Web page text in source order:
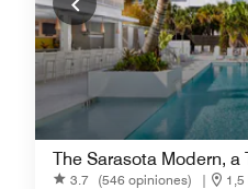
The Sarasota Modern,
3.7 (546 opiniones) |